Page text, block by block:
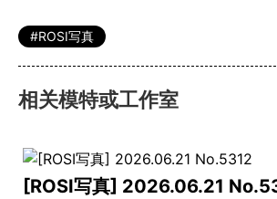
ROSI写真
相关模特或工作室
[ROSI写真] 2026.06.21